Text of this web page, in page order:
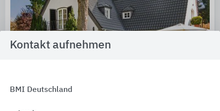
Kontakt aufnehmen
BMI Deutschland